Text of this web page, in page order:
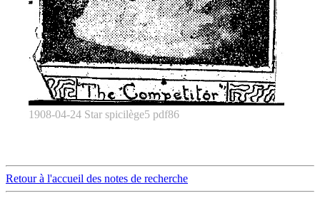
1908-04-24 Star spicilège5 pdf86
Retour à l'accueil des notes de recherche